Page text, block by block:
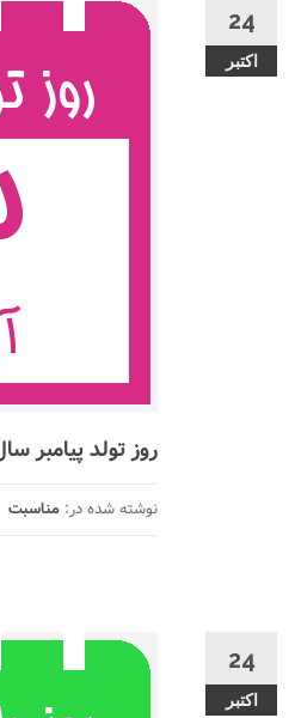
24
اکتبر
روز تولد پیامبر سال 99
نوشته شده در:مناسبت
24
اکتبر